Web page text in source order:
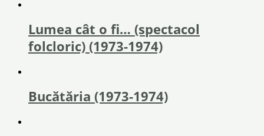
Lumea cât o fi… (spectacol
folcloric) (1973-1974)
Bucătăria (1973-1974)